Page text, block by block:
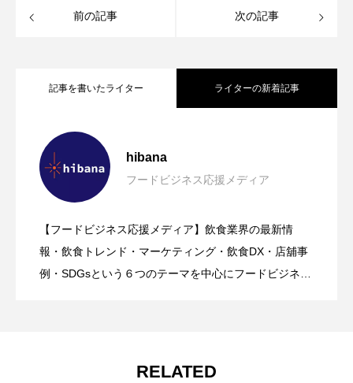
前の記事 次の記事
記事を書いたライター ライターの新着記事
hibana
フードビジネス応援メディア
【フードビジネス応援メディア】飲食業界の最新情
報・飲食トレンド・マーケティング・飲食DX・店舖事
例・SDGsという６つのテーマを中心にフードビジネ
2026.08.10
ア）
2026.08.09
かごしま。」黒ぶたや4店舗で8月10日か
2026.08.09 ROD MARKETING｜飲食店開業支援【マ
RELATED